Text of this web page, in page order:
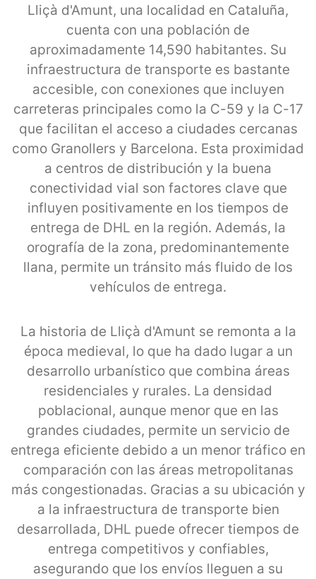
Lliçà d'Amunt, una localidad en Cataluña,
cuenta con una población de
aproximadamente 14,590 habitantes. Su
infraestructura de transporte es bastante
accesible, con conexiones que incluyen
carreteras principales como la C-59 y la C-17
que facilitan el acceso a ciudades cercanas
como Granollers y Barcelona. Esta proximidad
a centros de distribución y la buena
conectividad vial son factores clave que
influyen positivamente en los tiempos de
entrega de DHL en la región. Además, la
orografía de la zona, predominantemente
llana, permite un tránsito más fluido de los
vehículos de entrega.
La historia de Lliçà d'Amunt se remonta a la
época medieval, lo que ha dado lugar a un
desarrollo urbanístico que combina áreas
residenciales y rurales. La densidad
poblacional, aunque menor que en las
grandes ciudades, permite un servicio de
entrega eficiente debido a un menor tráfico en
comparación con las áreas metropolitanas
más congestionadas. Gracias a su ubicación y
a la infraestructura de transporte bien
desarrollada, DHL puede ofrecer tiempos de
entrega competitivos y confiables,
asegurando que los envíos lleguen a su